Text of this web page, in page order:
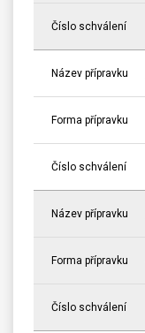
Číslo schválení
Název přípravku
Forma přípravku
Číslo schválení
Název přípravku
Forma přípravku
Číslo schválení